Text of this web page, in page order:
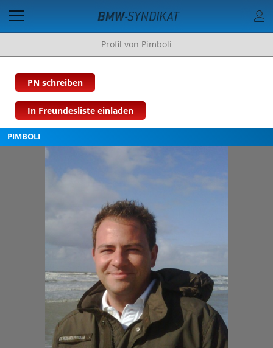
Profil von Pimboli
PN schreiben
In Freundesliste einladen
PIMBOLI